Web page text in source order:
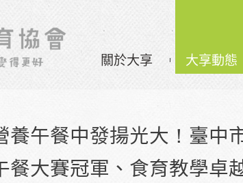
關於大享 大享動態
養午餐中發揚光大！臺中
餐大賽冠軍、食育教學卓